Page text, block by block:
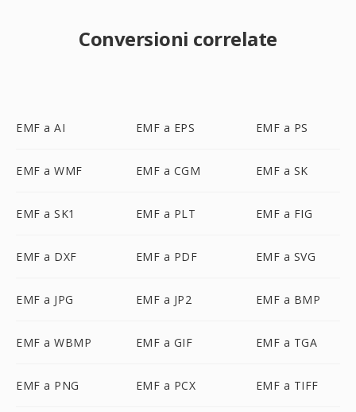
Conversioni correlate
EMF a AI EMF a EPS EMF a PS
EMF a WMF EMF a CGM EMF a SK
EMF a SK1 EMF a PLT EMF a FIG
EMF a DXF EMF a PDF EMF a SVG
EMF a JPG EMF a JP2 EMF a BMP
EMF a WBMP EMF a GIF EMF a TGA
EMF a PNG EMF a PCX EMF a TIFF